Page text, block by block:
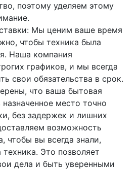
поэтому уделяем этому
Мы ценим ваше время
чтобы техника была
Наша компания
графиков, и мы всегда
свои обязательства в срок.
что ваша бытовая
место точно
без задержек и лишних
возможность
чтобы вы всегда знали,
Это позволяет
дела и быть уверенными